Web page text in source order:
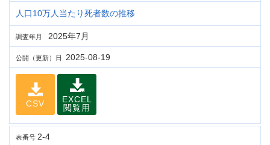
人口10万人当たり死者数の推移
調査年月 2025年7月
公開（更新）日 2025-08-19
CSV
EXCEL
閲覧用
表番号 2-4